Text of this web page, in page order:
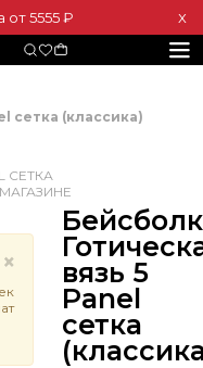
от 5555 ₽ Х
сетка (классика)
×
вязь 5
Panel
сетка